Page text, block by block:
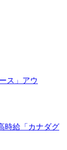
ス」アウ
時給「カナダグ